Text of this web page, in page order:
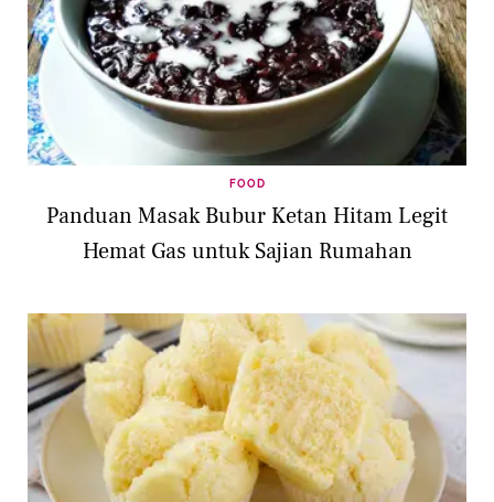
FOOD
Panduan Masak Bubur Ketan Hitam Legit
Hemat Gas untuk Sajian Rumahan